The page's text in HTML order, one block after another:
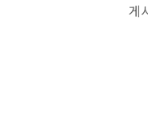
게